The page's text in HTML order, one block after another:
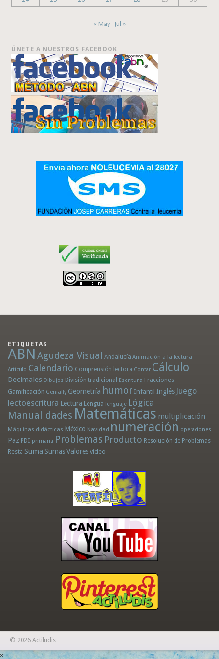
« May Jul »
ÚNETE A NUESTROS FACEBOOK
ETIQUETAS
ABN Agudeza Visual Andalucía Animación a la lectura
Artículo Calendario Comprensión lectora Contar Cálculo
Decimales Dibujos División tradicional Escritura Fracciones
Gamificación Genially Geometría humor Infantil Inglés Juego
lectoescritura Lectura Lengua lenguaje Lógica
Manualidades Matemáticas multiplicación
Máquinas didácticas México Navidad numeración operaciones
Paz PDI primaria Problemas Producto Resolución de Problemas
Resta Suma Sumas Valores vídeo
© 2026 Actiludis
×